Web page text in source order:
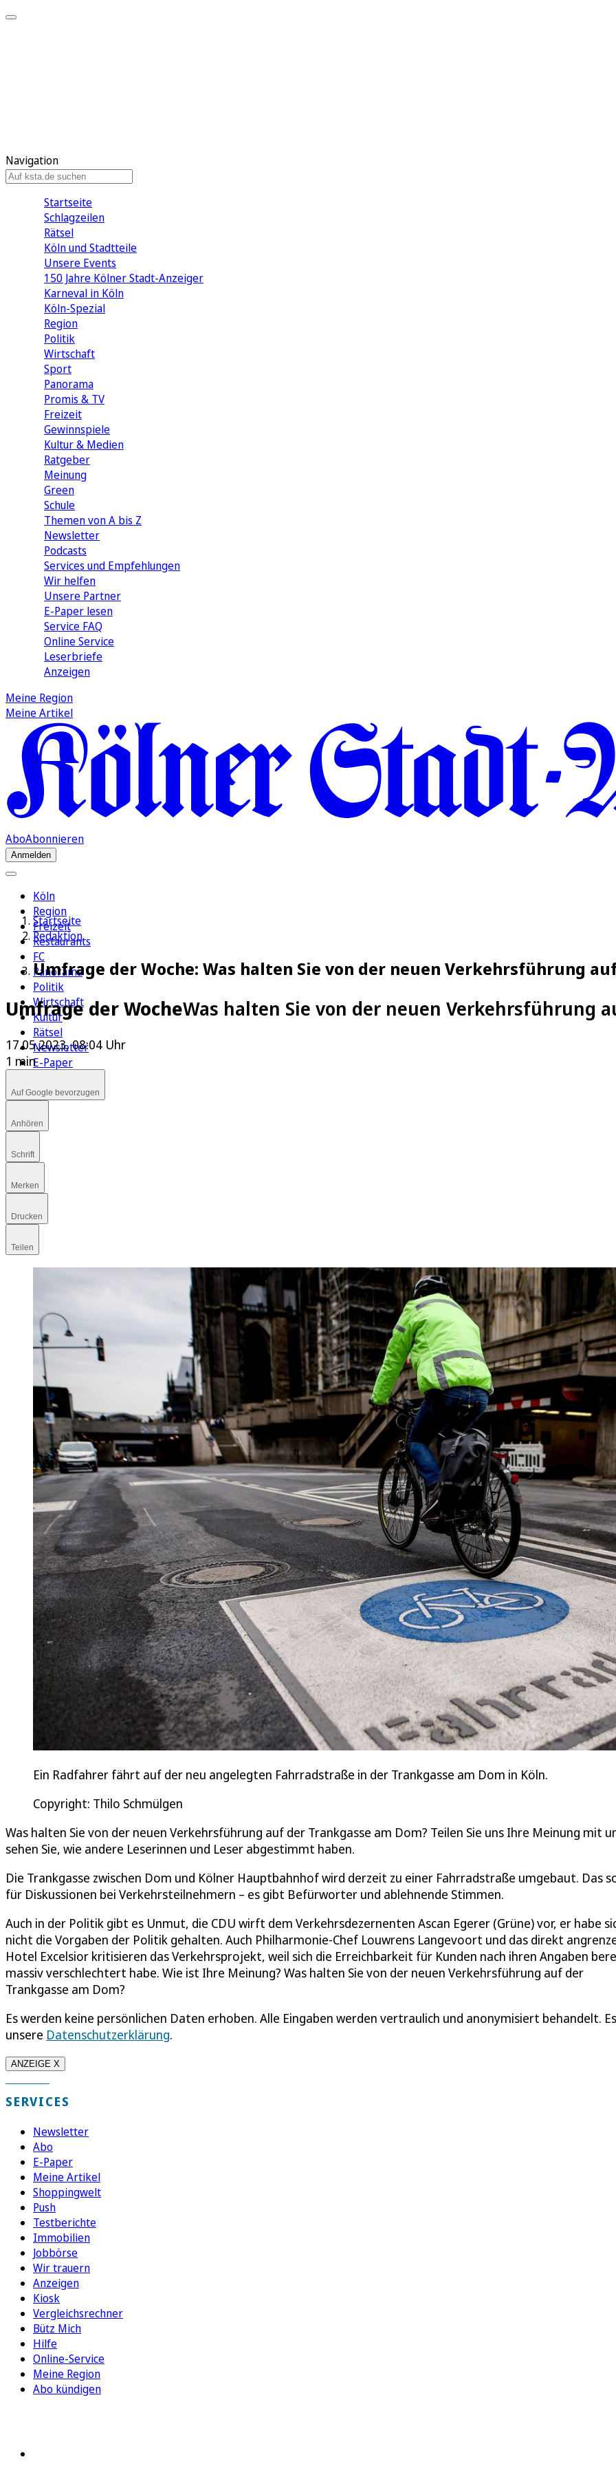
Navigation
Startseite
Schlagzeilen
Rätsel
Köln und Stadtteile
Unsere Events
150 Jahre Kölner Stadt-Anzeiger
Karneval in Köln
Köln-Spezial
Region
Politik
Wirtschaft
Sport
Panorama
Promis & TV
Freizeit
Gewinnspiele
Kultur & Medien
Ratgeber
Meinung
Green
Schule
Themen von A bis Z
Newsletter
Podcasts
Services und Empfehlungen
Wir helfen
Unsere Partner
E-Paper lesen
Service FAQ
Online Service
Leserbriefe
Anzeigen
Meine Region
Meine Artikel
AboAbonnieren
Anmelden
Köln
Region
Freizeit
Restaurants
FC
Panorama
Politik
Wirtschaft
Kultur
Rätsel
Newsletter
E-Paper
Startseite
Redaktion
Umfrage der Woche: Was halten Sie von der neuen Verkehrsführung
Umfrage der WocheWas halten Sie von der neuen Verkehrsführung
17.05.2023, 08:04 Uhr
1 min
Auf Google bevorzugen
Anhören
Schrift
Merken
Drucken
Teilen
Ein Radfahrer fährt auf der neu angelegten Fahrradstraße in der Trankgasse am Dom in Köln.
Copyright: Thilo Schmülgen
Was halten Sie von der neuen Verkehrsführung auf der Trankgasse am Dom? Teilen Sie uns Ihre Meinung mit
sehen Sie, wie andere Leserinnen und Leser abgestimmt haben.
Die Trankgasse zwischen Dom und Kölner Hauptbahnhof wird derzeit zu einer Fahrradstraße umgebaut. Das
für Diskussionen bei Verkehrsteilnehmern – es gibt Befürworter und ablehnende Stimmen.
Auch in der Politik gibt es Unmut, die CDU wirft dem Verkehrsdezernenten Ascan Egerer (Grüne) vor, er habe
nicht die Vorgaben der Politik gehalten. Auch Philharmonie-Chef Louwrens Langevoort und das direkt
Hotel Excelsior kritisieren das Verkehrsprojekt, weil sich die Erreichbarkeit für Kunden nach ihren Angaben
massiv verschlechtert habe. Wie ist Ihre Meinung? Was halten Sie von der neuen Verkehrsführung auf der
Trankgasse am Dom?
Es werden keine persönlichen Daten erhoben. Alle Eingaben werden vertraulich und anonymisiert behandelt.
unsere Datenschutzerklärung.
ANZEIGE X
SERVICES
Newsletter
Abo
E-Paper
Meine Artikel
Shoppingwelt
Push
Testberichte
Immobilien
Jobbörse
Wir trauern
Anzeigen
Kiosk
Vergleichsrechner
Bütz Mich
Hilfe
Online-Service
Meine Region
Abo kündigen